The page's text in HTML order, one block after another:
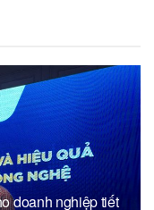
doanh nghiệp tiết